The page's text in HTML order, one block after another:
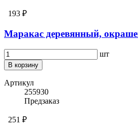
193 ₽
Маракас деревянный,
шт
В корзину
Артикул
255930
Предзаказ
251 ₽